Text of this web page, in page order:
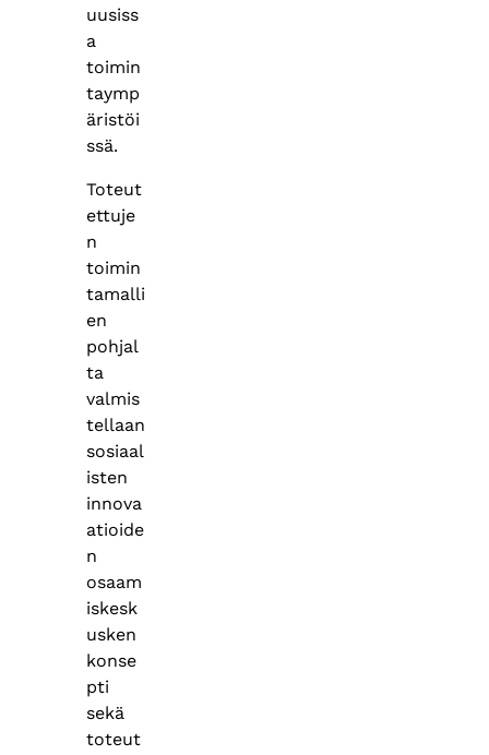
uusiss
a
toimin
taymp
äristöi
ssä.
Toteut
ettuje
n
toimin
tamalli
en
pohjal
ta
valmis
tellaan
sosiaal
isten
innova
atioide
n
osaam
iskesk
usken
konse
pti
sekä
toteut